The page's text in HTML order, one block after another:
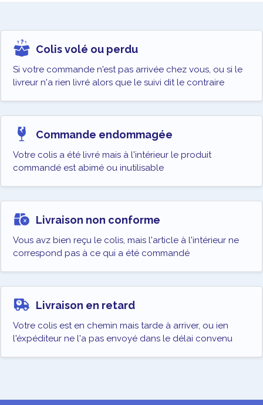
Colis volé ou perdu
Si votre commande n'est pas arrivée chez vous, ou si le
livreur n'a rien livré alors que le suivi dit le contraire
Commande endommagée
Votre colis a été livré mais à l'intérieur le produit
commandé est abimé ou inutilisable
Livraison non conforme
Vous avz bien reçu le colis, mais l'article à l'intérieur ne
correspond pas à ce qui a été commandé
Livraison en retard
Votre colis est en chemin mais tarde à arriver, ou ien
l'éxpéditeur ne l'a pas envoyé dans le délai convenu